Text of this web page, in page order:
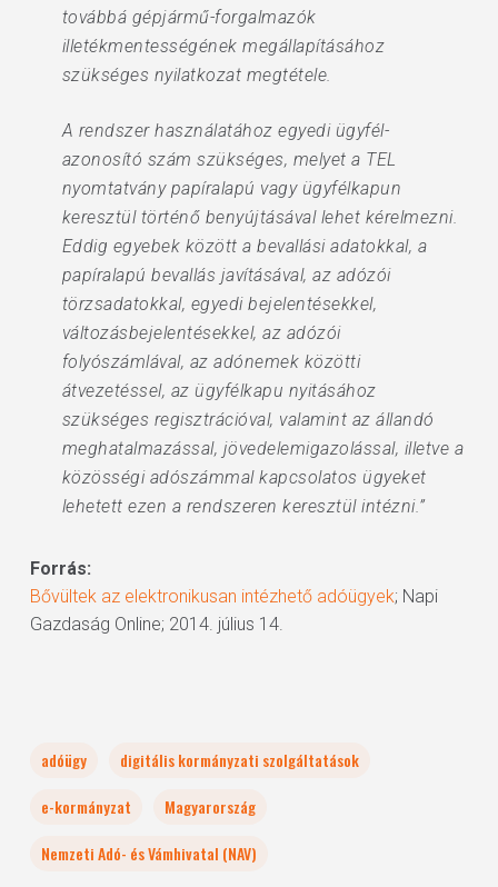
továbbá gépjármű-forgalmazók
illetékmentességének megállapításához
szükséges nyilatkozat megtétele.
A rendszer használatához egyedi ügyfél-
azonosító szám szükséges, melyet a TEL
nyomtatvány papíralapú vagy ügyfélkapun
keresztül történő benyújtásával lehet kérelmezni.
Eddig egyebek között a bevallási adatokkal, a
papíralapú bevallás javításával, az adózói
törzsadatokkal, egyedi bejelentésekkel,
változásbejelentésekkel, az adózói
folyószámlával, az adónemek közötti
átvezetéssel, az ügyfélkapu nyitásához
szükséges regisztrációval, valamint az állandó
meghatalmazással, jövedelemigazolással, illetve a
közösségi adószámmal kapcsolatos ügyeket
lehetett ezen a rendszeren keresztül intézni.”
Forrás:
Bővültek az elektronikusan intézhető adóügyek; Napi
Gazdaság Online; 2014. július 14.
adóügy
digitális kormányzati szolgáltatások
e-kormányzat
Magyarország
Nemzeti Adó- és Vámhivatal (NAV)